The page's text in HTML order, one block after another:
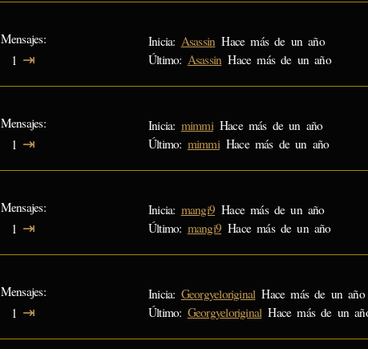
Mensajes
1 ⇥
Inicia: Asassin Hace más de un año
Último: Asassin Hace más de un año
Mensajes
1 ⇥
Inicia: mimmi Hace más de un año
Último: mimmi Hace más de un año
Mensajes
1 ⇥
Inicia: mangi9 Hace más de un año
Último: mangi9 Hace más de un año
Mensajes
1 ⇥
Inicia: Georgyeloriginal Hace más de un año
Último: Georgyeloriginal Hace más de un